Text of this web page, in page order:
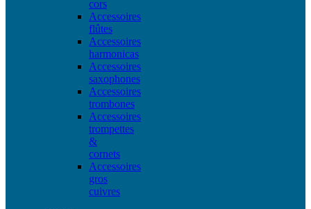
cors
Accessoires
flûtes
Accessoires
harmonicas
Accessoires
saxophones
Accessoires
trombones
Accessoires
trompettes
&
cornets
Accessoires
gros
cuivres